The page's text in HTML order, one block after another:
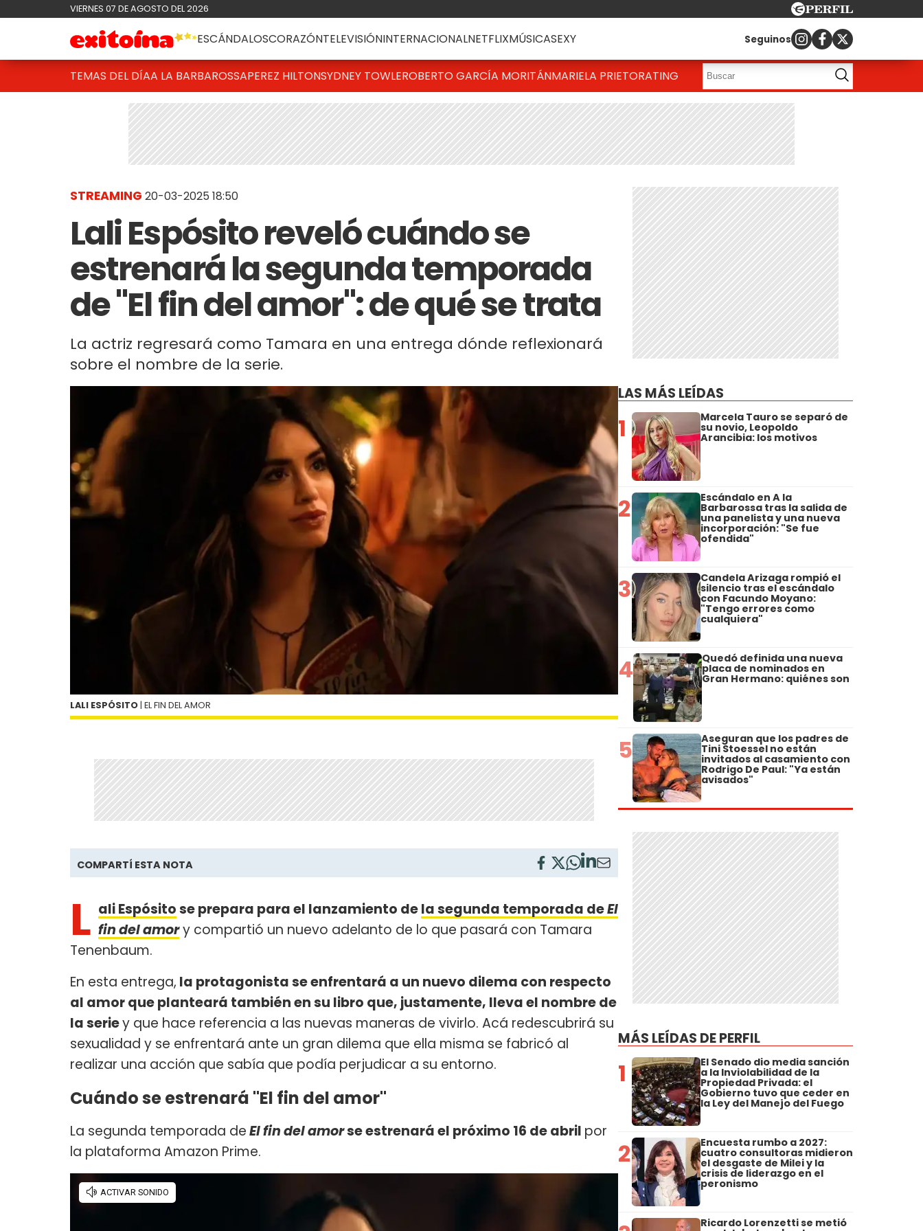
VIERNES 07 DE AGOSTO DEL 2026
ESCÁNDALOSCORAZÓNTELEVISIÓNINTERNACIONALNETFLIXMÚSICASEXY Seguinos
TEMAS DEL DÍAA LA BARBAROSSAPEREZ HILTONSYDNEY TOWLEROBERTO GARCÍA MORITÁNMARIELA PRIETORATING
STREAMING 20-03-2025 18:50
Lali Espósito reveló cuándo se
estrenará la segunda temporada
de "El fin del amor": de qué se trata
La actriz regresará como Tamara en una entrega dónde reflexionará
sobre el nombre de la serie.
LALI ESPÓSITO | EL FIN DEL AMOR
COMPARTÍ ESTA NOTA
L ali Espósitose prepara para el lanzamiento dela segunda temporada deEl
fin del amory compartió un nuevo adelanto de lo que pasará con Tamara
Tenenbaum.
En esta entrega, la protagonista se enfrentará a un nuevo dilema con respecto
al amor que planteará también en su libro que, justamente, lleva el nombre de
la seriey que hace referencia a las nuevas maneras de vivirlo. Acá redescubrirá su
sexualidad y se enfrentará ante un gran dilema que ella misma se fabricó al
realizar una acción que sabía que podía perjudicar a su entorno.
Cuándo se estrenará "El fin del amor"
La segunda temporada deEl fin del amorse estrenará el próximo 16 de abril por
la plataforma Amazon Prime.
LAS MÁS LEÍDAS
1 Marcela Tauro se separó de
su novio, Leopoldo
Arancibia: los motivos
2 Escándalo en A la
Barbarossa tras la salida de
una panelista y una nueva
incorporación: "Se fue
ofendida"
3 Candela Arizaga rompió el
silencio tras el escándalo
con Facundo Moyano:
"Tengo errores como
cualquiera"
4 Quedó definida una nueva
placa de nominados en
Gran Hermano: quiénes son
5 Aseguran que los padres de
Tini Stoessel no están
invitados al casamiento con
Rodrigo De Paul: "Ya están
avisados"
MÁS LEÍDAS DE PERFIL
1 El Senado dio media sanción
a la Inviolabilidad de la
Propiedad Privada: el
Gobierno tuvo que ceder en
la Ley del Manejo del Fuego
2 Encuesta rumbo a 2027:
cuatro consultoras midieron
el desgaste de Milei y la
crisis de liderazgo en el
peronismo
Ricardo Lorenzetti se metió